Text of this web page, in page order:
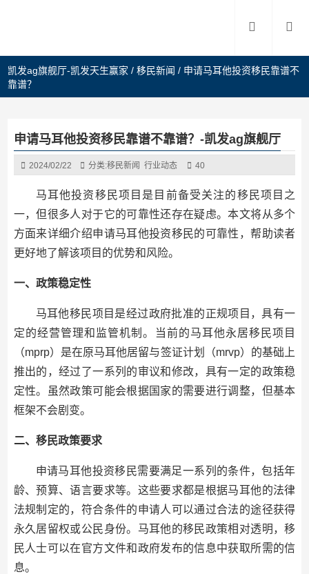
凯发ag旗舰厅-凯发天生赢家 /移民新闻 / 申请马耳他投资移民靠谱不
靠谱？
申请马耳他投资移民靠谱不靠谱？-凯发ag旗舰厅
2024/02/22 分类:移民新闻 行业动态 40
马耳他投资移民项目是目前备受关注的移民项目之
一，但很多人对于它的可靠性还存在疑虑。本文将从多个
方面来详细介绍申请马耳他投资移民的可靠性，帮助读者
更好地了解该项目的优势和风险。
一、政策稳定性
马耳他移民项目是经过政府批准的正规项目，具有一
定的经营管理和监管机制。当前的马耳他永居移民项目
（mprp）是在原马耳他居留与签证计划（mrvp）的基础上
推出的，经过了一系列的审议和修改，具有一定的政策稳
定性。虽然政策可能会根据国家的需要进行调整，但基本
框架不会剧变。
二、移民政策要求
申请马耳他投资移民需要满足一系列的条件，包括年
龄、预算、语言要求等。这些要求都是根据马耳他的法律
法规制定的，符合条件的申请人可以通过合法的途径获得
永久居留权或公民身份。马耳他的移民政策相对透明，移
民人士可以在官方文件和政府发布的信息中获取所需的信
息。